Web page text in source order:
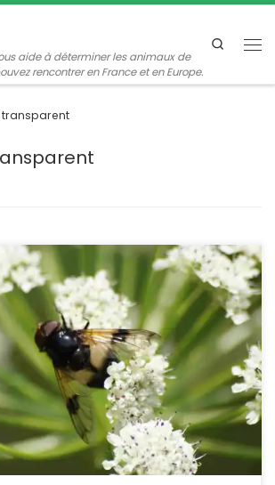
aide à déterminer les animaux de
rencontrer en France et en Europe.
Search